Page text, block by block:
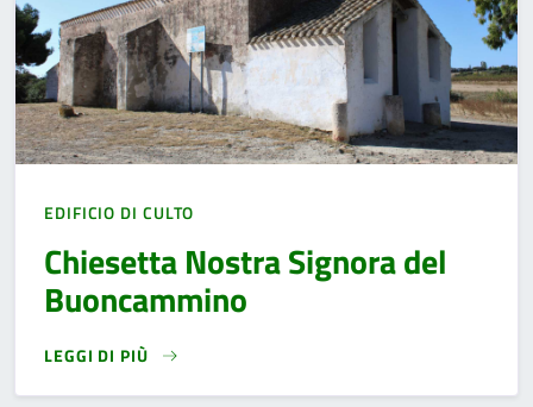
EDIFICIO DI CULTO
Chiesetta Nostra Signora del
Buoncammino
LEGGI DI PIÙ
READ MORE